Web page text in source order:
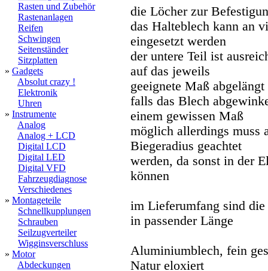
Rasten und Zubehör
Rastenanlagen
Reifen
Schwingen
Seitenständer
Sitzplatten
» Gadgets
Absolut crazy !
Elektronik
Uhren
» Instrumente
Analog
Analog + LCD
Digital LCD
Digital LED
Digital VFD
Fahrzeugdiagnose
Verschiedenes
» Montageteile
Schnellkupplungen
Schrauben
Seilzugverteiler
Wigginsverschluss
» Motor
Abdeckungen
die Löcher zur
das Halteblech kann an
eingesetzt werden
der untere Teil ist
auf das jeweils
geeignete Maß
falls das Blech
einem gewissen Maß
möglich allerdings muss
Biegeradius geachtet
werden, da sonst in der
können
im Lieferumfang sind
in passender Länge
Aluminiumblech, fein
Natur eloxiert